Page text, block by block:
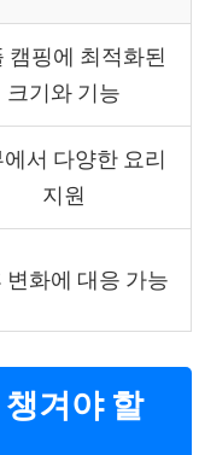
캠핑에 최적화된
크기와 기능
서 다양한 요리
지원
변화에 대응 가능
겨야 할